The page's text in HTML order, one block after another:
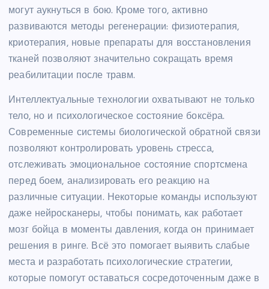
могут аукнуться в бою. Кроме того, активно
развиваются методы регенерации: физиотерапия,
криотерапия, новые препараты для восстановления
тканей позволяют значительно сокращать время
реабилитации после травм.
Интеллектуальные технологии охватывают не только
тело, но и психологическое состояние боксёра.
Современные системы биологической обратной связи
позволяют контролировать уровень стресса,
отслеживать эмоциональное состояние спортсмена
перед боем, анализировать его реакцию на
различные ситуации. Некоторые команды используют
даже нейросканеры, чтобы понимать, как работает
мозг бойца в моменты давления, когда он принимает
решения в ринге. Всё это помогает выявить слабые
места и разработать психологические стратегии,
которые помогут оставаться сосредоточенным даже в